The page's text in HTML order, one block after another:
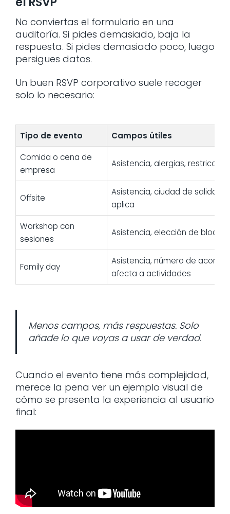
No conviertas el formulario en una
auditoría. Si pides demasiado, baja la
respuesta. Si pides demasiado poco, luego
persigues datos.
Un buen RSVP corporativo suele recoger
solo lo necesario:
Tipo de evento
Campos útiles
Comida o cena de
empresa
Asistencia, alergias,
Offsite
Asistencia, ciudad de salida,
aplica
Workshop con
sesiones
Asistencia, elección de bloque
Family day
Asistencia, número de
afecta a actividades
Menos campos, más respuestas. Solo
añade lo que vayas a usar de verdad.
Cuando el evento tiene más complejidad,
merece la pena ver un ejemplo visual de
cómo se presenta la experiencia al usuario
final: